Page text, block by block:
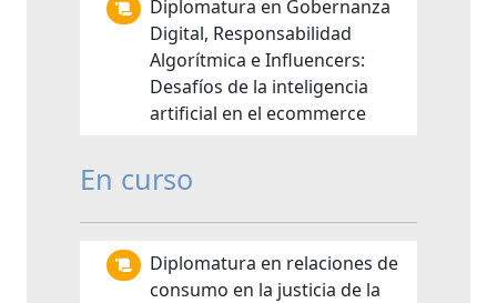
Diplomatura en Gobernanza
Digital, Responsabilidad
Algorítmica e Influencers:
Desafíos de la inteligencia
artificial en el ecommerce
En curso
Diplomatura en relaciones de
consumo en la justicia de la